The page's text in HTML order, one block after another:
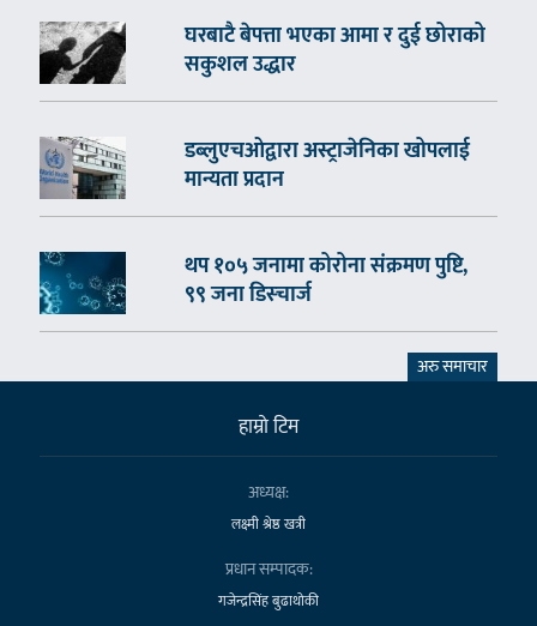
घरबाटै बेपत्ता भएका आमा र दुई छोराको
सकुशल उद्धार
डब्लुएचओद्वारा अस्ट्राजेनिका खोपलाई
मान्यता प्रदान
थप १०५ जनामा कोरोना संक्रमण पुष्टि,
९९ जना डिस्चार्ज
अरु समाचार
हाम्राे टिम
अध्यक्ष:
लक्ष्मी श्रेष्ठ खत्री
प्रधान सम्पादक:
गजेन्द्रसिंह बुढाथोकी